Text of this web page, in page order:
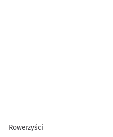
Rowerzyści